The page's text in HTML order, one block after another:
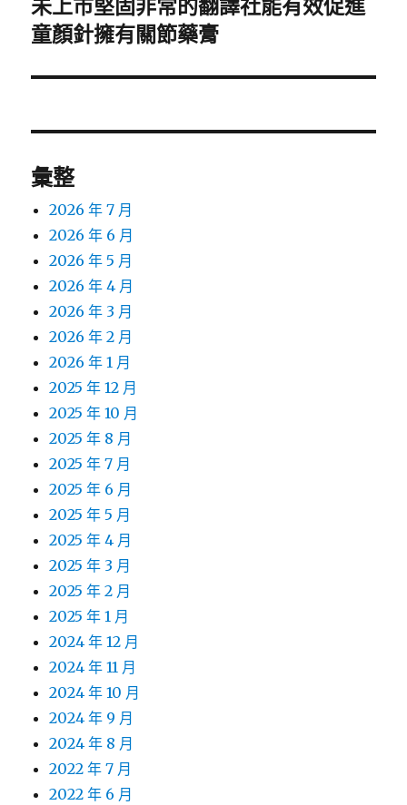
下
一
文
未上市堅固非常的翻譯社能有效促進
童顏針擁有關節藥膏
彙整
2026 年 7 月
2026 年 6 月
2026 年 5 月
2026 年 4 月
2026 年 3 月
2026 年 2 月
2026 年 1 月
2025 年 12 月
2025 年 10 月
2025 年 8 月
2025 年 7 月
2025 年 6 月
2025 年 5 月
2025 年 4 月
2025 年 3 月
2025 年 2 月
2025 年 1 月
2024 年 12 月
2024 年 11 月
2024 年 10 月
2024 年 9 月
2024 年 8 月
2022 年 7 月
2022 年 6 月